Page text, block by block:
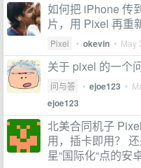
如何把 iPhone 传
片，用 Pixel 再重
Pixel • okevin • May
关于 pixel 的一个
问与答 • ejoe123 •
ejoe123
北美合同机子
用，插卡即用？
星“国际化“点的安